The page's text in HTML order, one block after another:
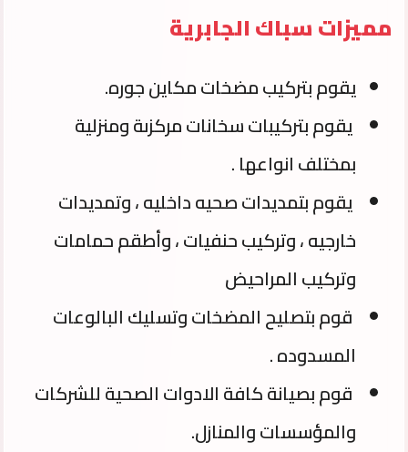
مميزات سباك الجابرية
يقوم بتركيب مضخات مكاين جوره.
يقوم بتركيبات سخانات مركزىة ومنزلية
بمختلف انواعها .
يقوم بتمديدات صحيه داخليه ، وتمديدات
خارجيه ، وتركيب حنفيات ، وأطقم حمامات
وتركيب المراحيض
قوم بتصليح المضخات وتسليك البالوعات
المسدوده .
قوم بصيانة كافة الادوات الصحية للشركات
والمؤسسات والمنازل.